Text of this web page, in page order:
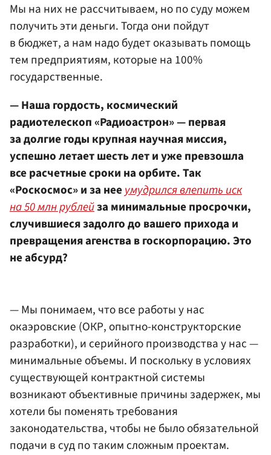
Мы на них не рассчитываем, но по суду можем
получить эти деньги. Тогда они пойдут
в бюджет, а нам надо будет оказывать помощь
тем предприятиям, которые на 100%
государственные.
— Наша гордость, космический
радиотелескоп «Радиоастрон» — первая
за долгие годы крупная научная миссия,
успешно летает шесть лет и уже превзошла
все расчетные сроки на орбите. Так
«Роскосмос» и за нееумудрился влепить иск
на 50 млн рублейза минимальные просрочки,
случившиеся задолго до вашего прихода и
превращения агенства в госкорпорацию. Это
не абсурд?
— Мы понимаем, что все работы у нас
окаэровские (ОКР, опытно-конструкторские
разработки), и серийного производства у нас —
минимальные объемы. И поскольку в условиях
существующей контрактной системы
возникают объективные причины задержек, мы
хотели бы поменять требования
законодательства, чтобы не было обязательной
подачи в суд по таким сложным проектам.